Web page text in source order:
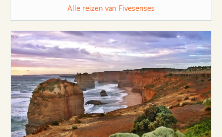
Alle reizen van Fivesenses